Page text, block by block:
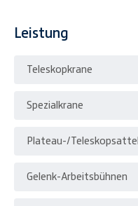
Leistung
Teleskopkrane
Spezialkrane
Plateau-/Teleskopsattel
Gelenk-Arbeitsbühnen